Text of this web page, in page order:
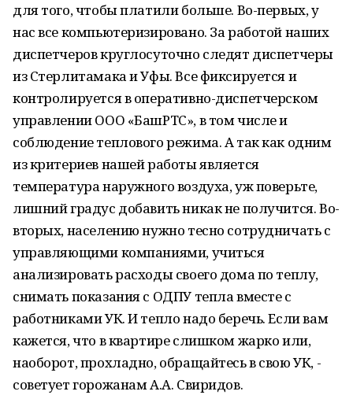
для того, чтобы платили больше. Во-первых, у
нас все компьютеризировано. За работой наших
диспетчеров круглосуточно следят диспетчеры
из Стерлитамака и Уфы. Все фиксируется и
контролируется в оперативно-диспетчерском
управлении ООО «БашРТС», в том числе и
соблюдение теплового режима. А так как одним
из критериев нашей работы является
температура наружного воздуха, уж поверьте,
лишний градус добавить никак не получится. Во-
вторых, населению нужно тесно сотрудничать с
управляющими компаниями, учиться
анализировать расходы своего дома по теплу,
снимать показания с ОДПУ тепла вместе с
работниками УК. И тепло надо беречь. Если вам
кажется, что в квартире слишком жарко или,
наоборот, прохладно, обращайтесь в свою УК, -
советует горожанам А.А. Свиридов.